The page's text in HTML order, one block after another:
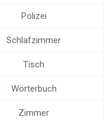
Polizei
Schlafzimmer
Tisch
Wörterbuch
Zimmer